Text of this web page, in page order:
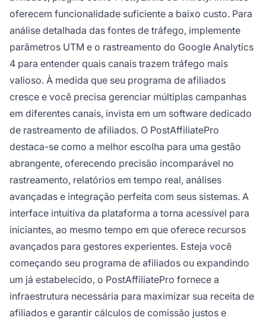
oferecem funcionalidade suficiente a baixo custo. Para
análise detalhada das fontes de tráfego, implemente
parâmetros UTM e o rastreamento do Google Analytics
4 para entender quais canais trazem tráfego mais
valioso. À medida que seu programa de afiliados
cresce e você precisa gerenciar múltiplas campanhas
em diferentes canais, invista em um software dedicado
de rastreamento de afiliados. O PostAffiliatePro
destaca-se como a melhor escolha para uma gestão
abrangente, oferecendo precisão incomparável no
rastreamento, relatórios em tempo real, análises
avançadas e integração perfeita com seus sistemas. A
interface intuitiva da plataforma a torna acessível para
iniciantes, ao mesmo tempo em que oferece recursos
avançados para gestores experientes. Esteja você
começando seu programa de afiliados ou expandindo
um já estabelecido, o PostAffiliatePro fornece a
infraestrutura necessária para maximizar sua receita de
afiliados e garantir cálculos de comissão justos e